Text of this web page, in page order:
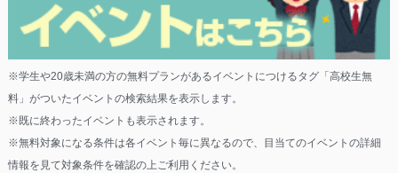
※学生や20歳未満の方の無料プランがあるイベントにつけるタグ「高校生無
料」がついたイベントの検索結果を表示します。
※既に終わったイベントも表示されます。
※無料対象になる条件は各イベント毎に異なるので、目当てのイベントの詳細
情報を見て対象条件を確認の上ご利用ください。